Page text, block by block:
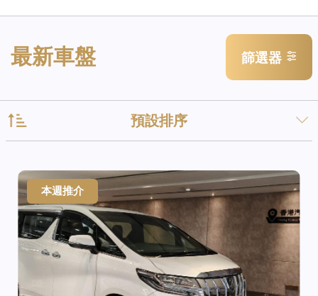
最新車盤 篩選器
預設排序
本週推介